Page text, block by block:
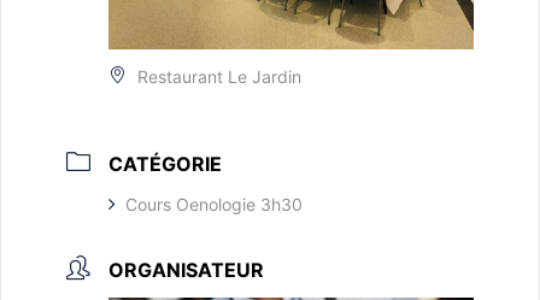
Restaurant Le Jardin
CATÉGORIE
Cours Oenologie 3h30
ORGANISATEUR